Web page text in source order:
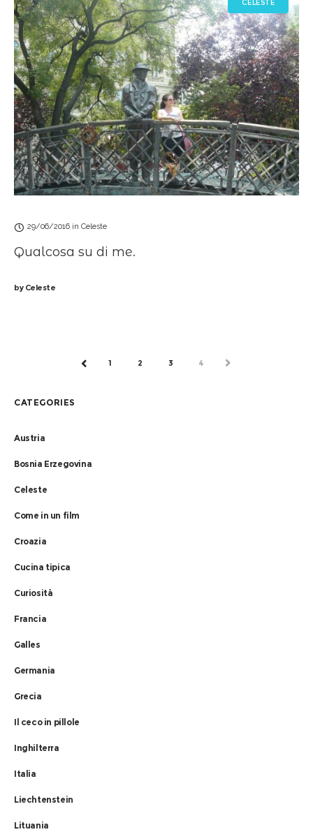
CELESTE
29/06/2016 in Celeste
Qualcosa su di me.
byCeleste
PREV1 2 3 4 NEXT
CATEGORIES
Austria
Bosnia Erzegovina
Celeste
Come in un film
Croazia
Cucina tipica
Curiosità
Francia
Galles
Germania
Grecia
Il ceco in pillole
Inghilterra
Italia
Liechtenstein
Lituania